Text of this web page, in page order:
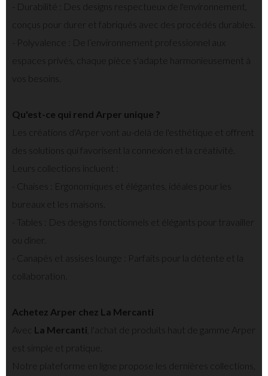
- Durabilité : Des designs respectueux de l'environnement,
conçus pour durer et fabriqués avec des procédés durables.
- Polyvalence : De l’environnement professionnel aux
espaces privés, chaque pièce s'adapte harmonieusement à
vos besoins.
Qu'est-ce qui rend Arper unique ?
Les créations d'Arper vont au-delà de l'esthétique et offrent
des solutions qui favorisent la connexion et la créativité.
Leurs collections incluent :
- Chaises : Ergonomiques et élégantes, idéales pour les
bureaux et les maisons.
- Tables : Des designs fonctionnels et élégants pour travailler
ou dîner.
- Canapés et assises lounge : Parfaits pour la détente et la
collaboration.
Achetez Arper chez La Mercanti
Avec La Mercanti , l'achat de produits haut de gamme Arper
est simple et pratique.
Notre plateforme en ligne propose les dernières collections,